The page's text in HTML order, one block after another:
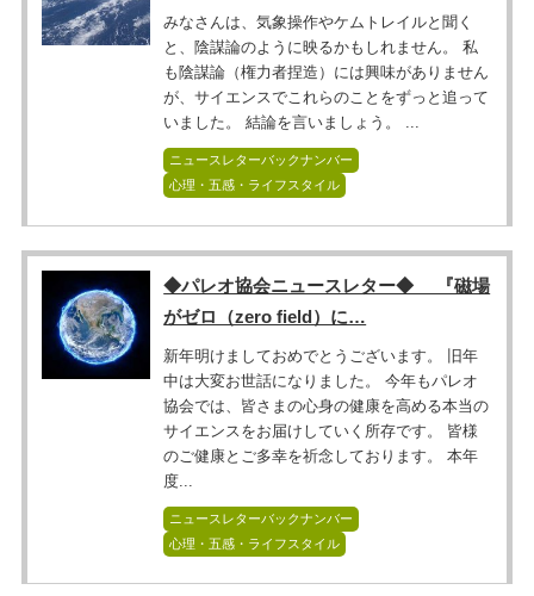
みなさんは、気象操作やケムトレイルと聞く
と、陰謀論のように映るかもしれません。 私
も陰謀論（権力者捏造）には興味がありません
が、サイエンスでこれらのことをずっと追って
いました。 結論を言いましょう。 ...
ニュースレターバックナンバー
心理・五感・ライフスタイル
◆パレオ協会ニュースレター◆ 『磁場
がゼロ（zero field）に…
新年明けましておめでとうございます。 旧年
中は大変お世話になりました。 今年もパレオ
協会では、皆さまの心身の健康を高める本当の
サイエンスをお届けしていく所存です。 皆様
のご健康とご多幸を祈念しております。 本年
度...
ニュースレターバックナンバー
心理・五感・ライフスタイル